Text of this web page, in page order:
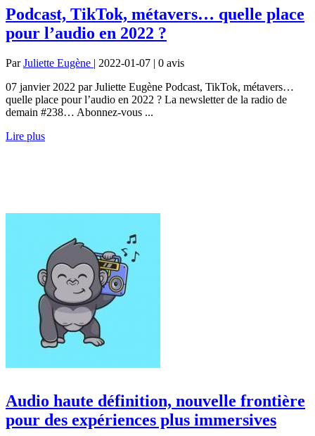
Podcast, TikTok, métavers… quelle place
pour l’audio en 2022 ?
ParJuliette Eugène | 2022-01-07 | 0 avis
07 janvier 2022 par Juliette Eugène Podcast, TikTok, métavers…
quelle place pour l’audio en 2022 ? La newsletter de la radio de
demain #238… Abonnez-vous ...
Lire plus
Audio haute définition, nouvelle frontière
pour des expériences plus immersives